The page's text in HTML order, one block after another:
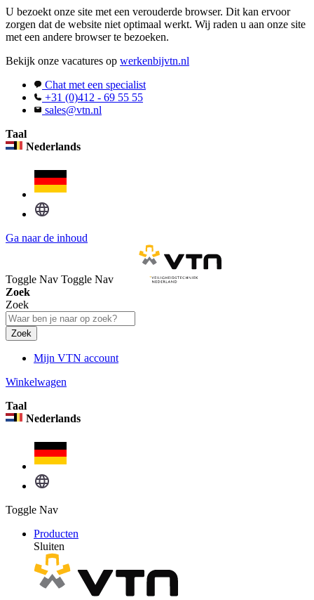
U bezoekt onze site met een verouderde browser. Dit kan ervoor
zorgen dat de website niet optimaal werkt. Wij raden u aan onze site
met een andere browser te bezoeken.
Bekijk onze vacatures op werkenbijvtn.nl
Chat met een specialist
+31 (0)412 - 69 55 55
sales@vtn.nl
Taal
Nederlands
Ga naar de inhoud
Toggle Nav Toggle Nav
Zoek
Zoek
Zoek
Mijn VTN account
Winkelwagen
Taal
Nederlands
Toggle Nav
Producten
Sluiten